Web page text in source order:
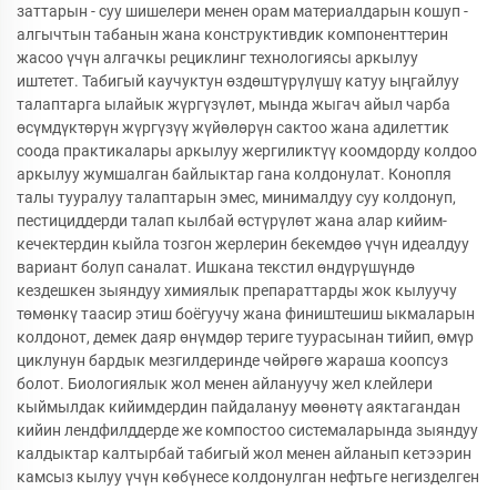
заттарын - суу шишелери менен орам материалдарын кошуп -
алгычтын табанын жана конструктивдик компоненттерин
жасоо үчүн алгачкы рециклинг технологиясы аркылуу
иштетет. Табигый каучуктун өздөштүрүлүшү катуу ыңгайлуу
талаптарга ылайык жүргүзүлөт, мында жыгач айыл чарба
өсүмдүктөрүн жүргүзүү жүйөлөрүн сактоо жана адилеттик
соода практикалары аркылуу жергиликтүү коомдорду колдоо
аркылуу жумшалган байлыктар гана колдонулат. Конопля
талы тууралуу талаптарын эмес, минималдуу суу колдонуп,
пестициддерди талап кылбай өстүрүлөт жана алар кийим-
кечектердин кыйла тозгон жерлерин бекемдөө үчүн идеалдуу
вариант болуп саналат. Ишкана текстил өндүрүшүндө
кездешкен зыяндуу химиялык препараттарды жок кылуучу
төмөнкү таасир этиш боёгуучу жана фиништешиш ыкмаларын
колдонот, демек даяр өнүмдөр териге туурасынан тийип, өмүр
циклунун бардык мезгилдеринде чөйрөгө жараша коопсуз
болот. Биологиялык жол менен айлануучу жел клейлери
кыймылдак кийимдердин пайдалануу мөөнөтү аяктагандан
кийин лендфилддерде же компостоо системаларында зыяндуу
калдыктар калтырбай табигый жол менен айланып кетээрин
камсыз кылуу үчүн көбүнесе колдонулган нефтьге негизделген